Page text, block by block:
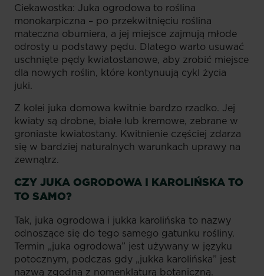
Ciekawostka: Juka ogrodowa to roślina
monokarpiczna – po przekwitnięciu roślina
mateczna obumiera, a jej miejsce zajmują młode
odrosty u podstawy pędu. Dlatego warto usuwać
uschnięte pędy kwiatostanowe, aby zrobić miejsce
dla nowych roślin, które kontynuują cykl życia
juki.
Z kolei juka domowa kwitnie bardzo rzadko. Jej
kwiaty są drobne, białe lub kremowe, zebrane w
groniaste kwiatostany. Kwitnienie częściej zdarza
się w bardziej naturalnych warunkach uprawy na
zewnątrz.
CZY JUKA OGRODOWA I KAROLIŃSKA TO
TO SAMO?
Tak, juka ogrodowa i jukka karolińska to nazwy
odnoszące się do tego samego gatunku rośliny.
Termin „juka ogrodowa” jest używany w języku
potocznym, podczas gdy „jukka karolińska” jest
nazwą zgodną z nomenklaturą botaniczną.